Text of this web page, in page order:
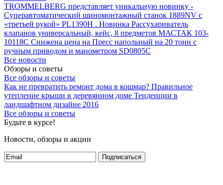
TROMMELBERG представляет уникальную новинку -
Суперавтоматический шиномонтажный станок 1889NV с
«третьей рукой» PL1390H . Новинка Рассухариватель
клапанов универсальный, кейс, 8 предметов МАСТАК 103-
10118C Снижена цена на Пресс напольный на 20 тонн с
ручным приводом и манометром SD0805C
Все новости
Обзоры и советы
Все обзоры и советы
Как не превратить ремонт дома в кошмар? Правильное
утепление крыши в деревянном доме Тенденции в
ландшафтном дизайне 2016
Все обзоры и советы
Будьте в курсе!
Новости, обзоры и акции
Подписаться